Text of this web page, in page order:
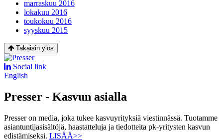
marraskuu 2016
lokakuu 2016
toukokuu 2016
syyskuu 2015
Takaisin ylös
Social link
English
Presser - Kasvun asialla
Presser on media, joka tukee kasvuyrityksiä viestinnässä. Tuotamme
asiantuntijasisältöjä, haastatteluja ja tiedotteita pk-yritysten kasvun
edistämiseksi. LISÄÄ>>